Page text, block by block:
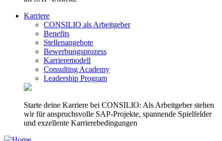
Karriere
CONSILIO als Arbeitgeber
Benefits
Stellenangebote
Bewerbungsprozess
Karrieremodell
Consulting Academy
Leadership Program
Starte deine Karriere bei CONSILIO: Als Arbeitgeber stehen
wir für anspruchsvolle SAP-Projekte, spannende Spielfelder
und exzellente Karrierebedingungen